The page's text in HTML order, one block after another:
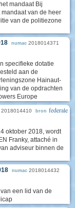
mandaat Bij
van de heer
van de politiezone
numac 2018014371
specifieke dotatie
aan de
Hainaut-
van de opdrachten
Europe
2018014410 bron federale
oktober 2018, wordt
Franky, attaché in
adviseur binnen de
numac 2018014432
een lid van de